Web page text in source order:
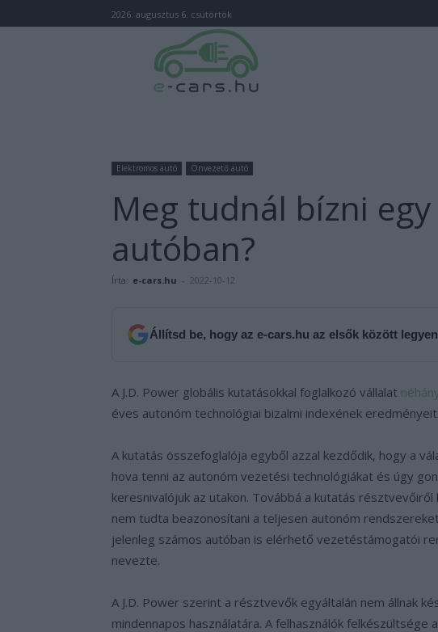
2026. augusztus 6. csütörtök
Elektromos autó Önvezető autó
Meg tudnál bízni
autóban?
Írta: e-cars.hu - 2022-10-12
Állítsd be, hogy az e-cars.hu az elsők között
A J.D. Power globális kutatásokkal foglalkozó vállalat
éves autonóm technológiai bizalmi indexének eredményeit.
A kutatás összefoglalója egyből azzal kezdődik, hogy a
hova tenni az autonóm vezetési technológiákat és úgy
keresnivalójuk az utakon. Továbbá a kutatás
nem tudta beazonosítani a teljesen autonóm
jelenleg számos autóban is elérhető vezetéstámogatói
nevezte.
A J.D. Power szerint a résztvevők egyáltalán nem állnak
mindennapos használatára. A felhasználók